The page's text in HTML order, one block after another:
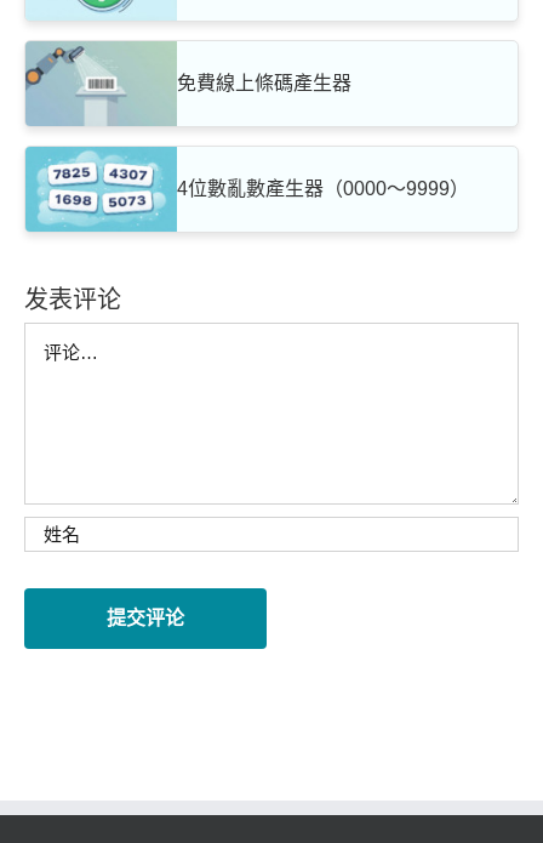
免費線上條碼產生器
4位數亂數產生器（0000～9999）
发表评论